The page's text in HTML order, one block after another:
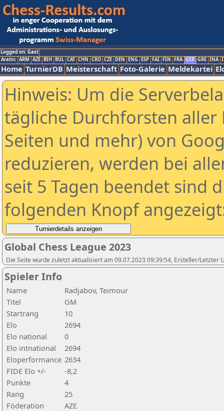
Logged on: Gast
Arabic ARM AZE BIH BUL CAT CHN CRO CZE DEN ENG ESP FAI FIN FRA GER GRE INA
Home TurnierDB Meisterschaft Foto-Galerie Meldekartei
Hinweis: Um die
tägliche Durchforsten aller
Seiten und mehr) von
reduzieren, werden bei
seit 5 Tagen beendet sind
folgenden Knopf
Global Chess League 2023
Die Seite wurde zuletzt aktualisiert am 09.07.2023 09:39:54, Ersteller/Letzter
Spieler Info
Name
Radjabov, Teimour
Titel
GM
Startrang
10
Elo
2694
Elo national
0
Elo intnational
2694
Eloperformance 2634
FIDE Elo +/-
-8,2
Punkte
4
Rang
25
Föderation
AZE